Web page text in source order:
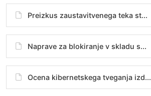
Preizkus zaustavitvenega teka st...
Naprave za blokiranje v skladu s...
Ocena kibernetskega tveganja izd...